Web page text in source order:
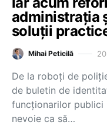
administrația
soluții
Mihai Peticilă
De la roboți de
de buletin de
funcționarilor publici
nevoie ca să…